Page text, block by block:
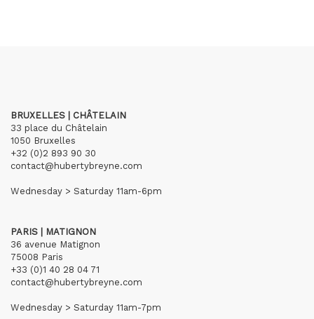
BRUXELLES | CHÂTELAIN
33 place du Châtelain
1050 Bruxelles
+32 (0)2 893 90 30
contact@hubertybreyne.com
Wednesday > Saturday 11am-6pm
PARIS | MATIGNON
36 avenue Matignon
75008 Paris
+33 (0)1 40 28 04 71
contact@hubertybreyne.com
Wednesday > Saturday 11am-7pm